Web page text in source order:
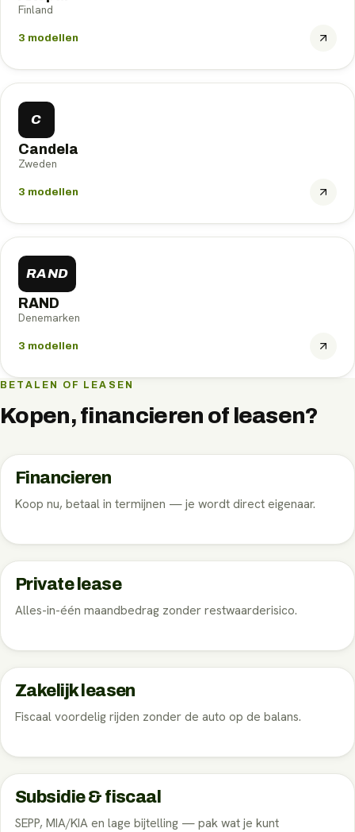
Finland
3 modellen
C
Candela
Zweden
3 modellen
RAND
RAND
Denemarken
3 modellen
BETALEN OF LEASEN
Kopen, financieren of leasen?
Financieren
Koop nu, betaal in termijnen — je wordt direct eigenaar.
Private lease
Alles-in-één maandbedrag zonder restwaarderisico.
Zakelijk leasen
Fiscaal voordelig rijden zonder de auto op de balans.
Subsidie & fiscaal
SEPP, MIA/KIA en lage bijtelling — pak wat je kunt